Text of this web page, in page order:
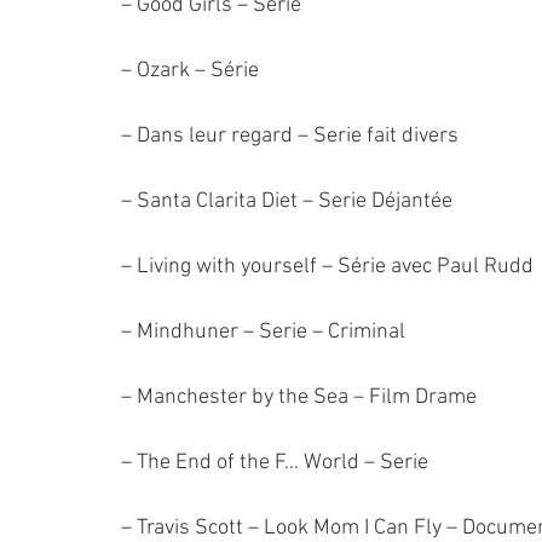
– Good Girls – Série
– Ozark – Série
– Dans leur regard – Serie fait divers
– Santa Clarita Diet – Serie Déjantée
– Living with yourself – Série avec Paul Rudd
– Mindhuner – Serie – Criminal
– Manchester by the Sea – Film Drame
– The End of the F… World – Serie
– Travis Scott – Look Mom I Can Fly –